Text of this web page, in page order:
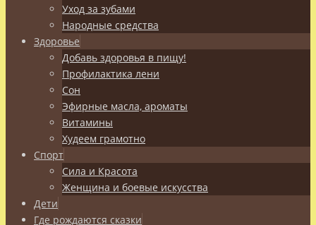
Уход за зубами
Народные средства
Здоровье
Добавь здоровья в пищу!
Профилактика лени
Сон
Эфирные масла, ароматы
Витамины
Худеем грамотно
Спорт
Сила и Красота
Женщина и боевые искусства
Дети
Где рождаются сказки